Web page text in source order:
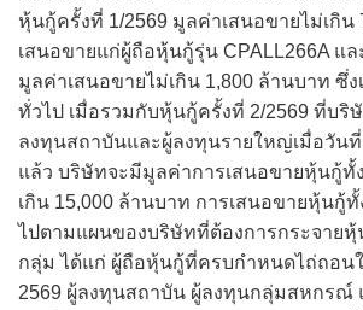
หุ้นกู้ครั้งที่ 1/2569 มูลค่าเสนอขายไม่เกิน
เสนอขายแก่ผู้ถือหุ้นกู้รุ่น CPALL266A แ
มูลค่าเสนอขายไม่เกิน 1,800 ล้านบาท ซึ่
ทั่วไป เมื่อรวมกับหุ้นกู้ครั้งที่ 2/2569 ที่บริ
ลงทุนสถาบันและผู้ลงทุนรายใหญ่เมื่อวัน
แล้ว บริษัทจะมีมูลค่าการเสนอขายหุ้นกู้ทั้
เกิน 15,000 ล้านบาท การเสนอขายหุ้นกู้ทั้
ไปตามแผนของบริษัทที่ต้องการกระจาย
กลุ่ม ได้แก่ ผู้ถือหุ้นกู้ที่ครบกำหนดไถ่ถอน
2569 ผู้ลงทุนสถาบัน ผู้ลงทุนกลุ่มสหกรณ์